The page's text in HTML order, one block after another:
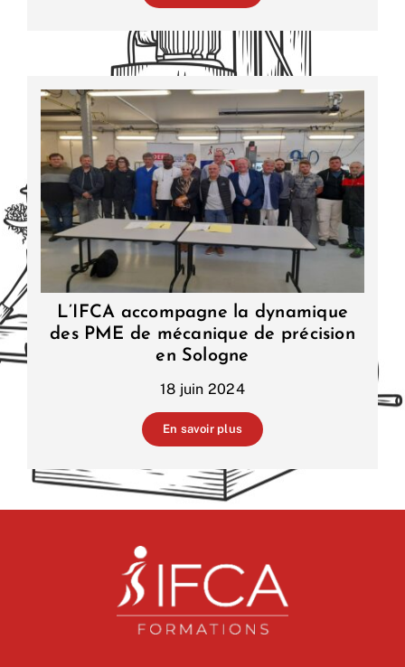
L’IFCA accompagne la dynamique
des PME de mécanique de précision
en Sologne
18 juin 2024
En savoir plus